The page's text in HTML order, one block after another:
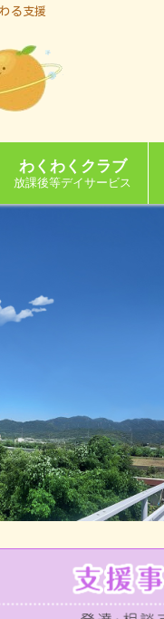
る支援
わくわくクラブ
放課後等デイサービス